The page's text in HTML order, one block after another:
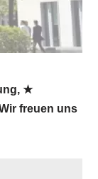
★
freuen uns